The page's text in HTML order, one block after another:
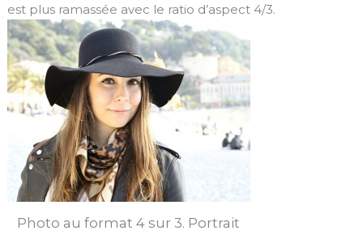
est plus ramassée avec le ratio d’aspect 4/3.
Photo au format 4 sur 3. Portrait